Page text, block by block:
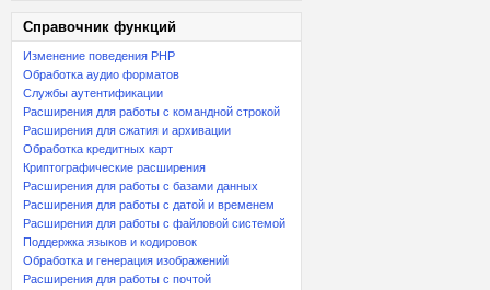
Справочник функций
Изменение поведения PHP
Обработка аудио форматов
Службы аутентификации
Расширения для работы с командной строкой
Расширения для сжатия и архивации
Обработка кредитных карт
Криптографические расширения
Расширения для работы с базами данных
Расширения для работы с датой и временем
Расширения для работы с файловой системой
Поддержка языков и кодировок
Обработка и генерация изображений
Расширения для работы с почтой